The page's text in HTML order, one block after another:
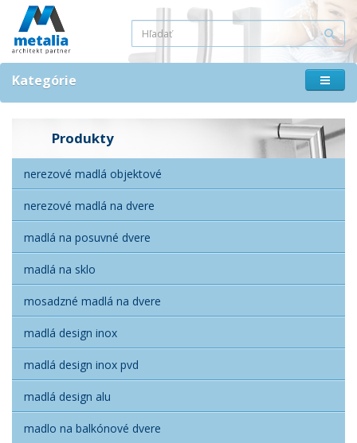
Kategórie
Produkty
nerezové madlá objektové
nerezové madlá na dvere
madlá na posuvné dvere
madlá na sklo
mosadzné madlá na dvere
madlá design inox
madlá design inox pvd
madlá design alu
madlo na balkónové dvere